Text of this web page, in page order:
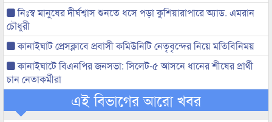
নিঃস্ব মানুষের দীর্ঘশ্বাস শুনতে ধসে পড়া কুশিয়ারাপারে অ্যাড. এমরান
চৌধুরী
কানাইঘাট প্রেসক্লাবে প্রবাসী কমিউনিটি নেতৃবৃন্দের নিয়ে মতিবিনিময়
কানাইঘাটে বিএনপির জনসভা: সিলেট-৫ আসনে ধানের শীষের প্রার্থী
চান নেতাকর্মীরা
এই বিভাগের আরো খবর